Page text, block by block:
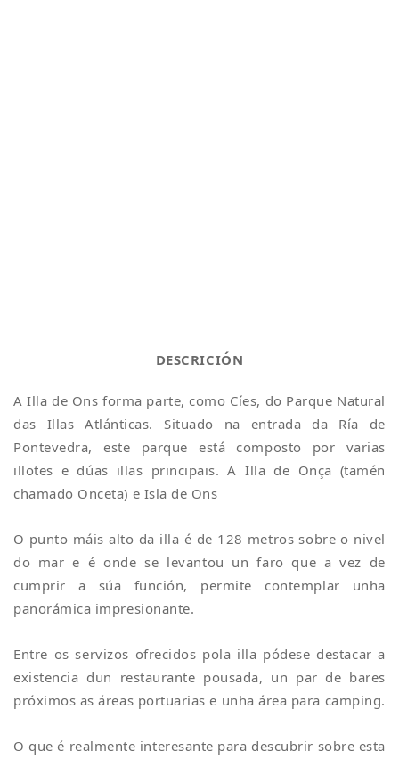
DESCRICIÓN
A Illa de Ons forma parte, como Cíes, do Parque Natural
das Illas Atlánticas. Situado na entrada da Ría de
Pontevedra, este parque está composto por varias
illotes e dúas illas principais. A Illa de Onça (tamén
chamado Onceta) e Isla de Ons
O punto máis alto da illa é de 128 metros sobre o nivel
do mar e é onde se levantou un faro que a vez de
cumprir a súa función, permite contemplar unha
panorámica impresionante.
Entre os servizos ofrecidos pola illa pódese destacar a
existencia dun restaurante pousada, un par de bares
próximos as áreas portuarias e unha área para camping.
O que é realmente interesante para descubrir sobre esta